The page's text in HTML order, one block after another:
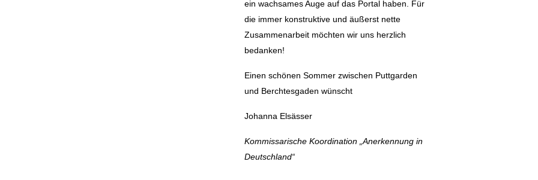
ein wachsames Auge auf das Portal haben. Für
die immer konstruktive und äußerst nette
Zusammenarbeit möchten wir uns herzlich
bedanken!
Einen schönen Sommer zwischen Puttgarden
und Berchtesgaden wünscht
Johanna Elsässer
Kommissarische Koordination „Anerkennung in
Deutschland“